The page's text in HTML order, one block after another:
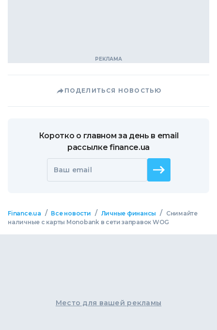
ПОДЕЛИТЬСЯ НОВОСТЬЮ
Коротко о главном за день в email
рассылке finance.ua
Ваш email
Finance.ua / Все новости / Личные финансы /
Снимайте
наличные с карты Monobank в сети заправок WOG
Место для вашей рекламы